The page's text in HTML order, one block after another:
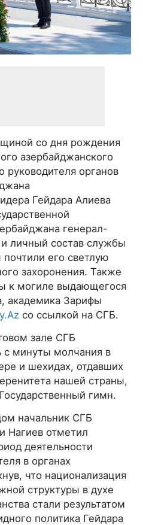
со дня рождения
азербайджанского
руководителя органов
Гейдара Алиева
генерал-
личный состав службы
его светлую
захоронения. Также
к могиле выдающегося
академика Зарифы
со ссылкой на СГБ.
зале СГБ
с минуты молчания в
и шехидах, отдавших
нашей страны,
гимн.
начальник СГБ
Нагиев отметил
деятельности
в органах
что национализация
структуры в духе
стали результатом
политика Гейдара